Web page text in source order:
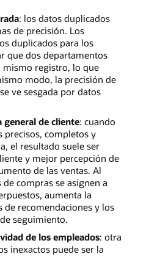
: los datos duplicados
de precisión. Los
duplicados para los
que dos departamentos
mismo registro, lo que
modo, la precisión de
ve sesgada por datos
general de cliente: cuando
precisos, completos y
el resultado suele ser
y mejor percepción de
de las ventas. Al
compras se asignen a
aumenta la
recomendaciones y los
seguimiento.
de los empleados: otra
inexactos puede ser la